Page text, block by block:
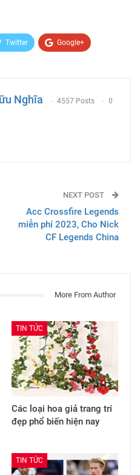
Twitter Google+
Nghĩa 4557 Posts 0
NEXT POST
Acc Crossfire Legends
miễn phí 2023, Cho Nick
CF Legends China
More From Author
TIN TỨC
Các loại hoa giả trang trí
đẹp phổ biến hiện nay
TIN TỨC